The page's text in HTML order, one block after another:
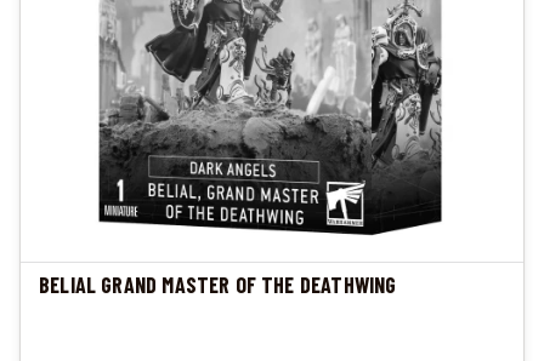
BELIAL GRAND MASTER OF THE DEATHWING